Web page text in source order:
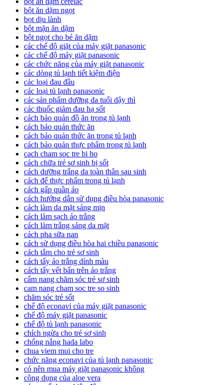
bột ăn dặm ngọt
bọt dịu lành
bột mặn ăn dặm
bột ngọt cho bé ăn dặm
các chế độ giặt của máy giặt panasonic
các chế độ máy giặt panasonic
các chức năng của máy giặt panasonic
các dòng tủ lạnh tiết kiệm điện
các loại đau đầu
các loại tủ lạnh panasonic
các sản phẩm dưỡng da tuổi dậy thì
các thuốc giảm đau hạ sốt
cách bảo quản đồ ăn trong tủ lạnh
cách bảo quản thức ăn
cách bảo quản thức ăn trong tủ lạnh
cách bảo quản thực phẩm trong tủ lạnh
cach cham soc tre bi ho
cách chữa trẻ sơ sinh bị sốt
cách dưỡng trắng da toàn thân sau sinh
cách để thực phẩm trong tủ lạnh
cách gấp quần áo
cách hướng dẫn sử dụng điều hòa panasonic
cách làm da mặt sáng mịn
cách làm sạch áo trắng
cách làm trắng sáng da mặt
cách pha sữa nan
cách sử dụng điều hòa hai chiều panasonic
cách tắm cho trẻ sơ sinh
cách tẩy áo trắng dính màu
cách tẩy vết bẩn trên áo trắng
cẩm nang chăm sóc trẻ sơ sinh
cam nang cham soc tre so sinh
chăm sóc trẻ sốt
chế độ econavi của máy giặt panasonic
chế độ máy giặt panasonic
chế độ tủ lạnh panasonic
chích ngừa cho trẻ sơ sinh
chống nắng hada labo
chua viem mui cho tre
chức năng econavi của tủ lạnh panasonic
có nên mua máy giặt panasonic không
công dụng của aloe vera